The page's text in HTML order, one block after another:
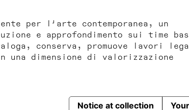
per l'arte contemporanea, un
e approfondimento sui time
conserva, promuove lavori
una dimensione di valorizzazione
Notice at collection